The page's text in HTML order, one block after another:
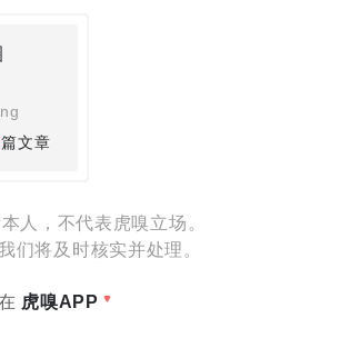
篇文章
人，不代表虎嗅立场。
们将及时核实并处理。
虎嗅APP